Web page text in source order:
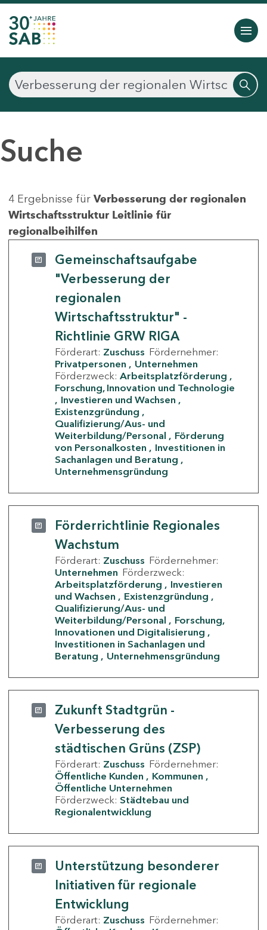
Suche
4 Ergebnisse für Verbesserung der regionalen
Wirtschaftsstruktur Leitlinie für
regionalbeihilfen
Gemeinschaftsaufgabe
"Verbesserung der
regionalen
Wirtschaftsstruktur" -
Richtlinie GRW RIGA
Förderart: Zuschuss Fördernehmer:
Privatpersonen
Unternehmen
Förderzweck: Arbeitsplatzförderung
Forschung, Innovation und Technologie
Investieren und Wachsen
Existenzgründung
Qualifizierung/Aus- und
Weiterbildung/Personal
Förderung
von Personalkosten
Investitionen in
Sachanlagen und Beratung
Unternehmensgründung
Förderrichtlinie Regionales
Wachstum
Förderart: Zuschuss Fördernehmer:
Unternehmen Förderzweck:
Arbeitsplatzförderung
Investieren
und Wachsen
Existenzgründung
Qualifizierung/Aus- und
Weiterbildung/Personal
Forschung,
Innovationen und Digitalisierung
Investitionen in Sachanlagen und
Beratung
Unternehmensgründung
Zukunft Stadtgrün -
Verbesserung des
städtischen Grüns (ZSP)
Förderart: Zuschuss Fördernehmer:
Öffentliche Kunden
Kommunen
Öffentliche Unternehmen
Förderzweck: Städtebau und
Regionalentwicklung
Unterstützung besonderer
Initiativen für regionale
Entwicklung
Förderart: Zuschuss Fördernehmer: